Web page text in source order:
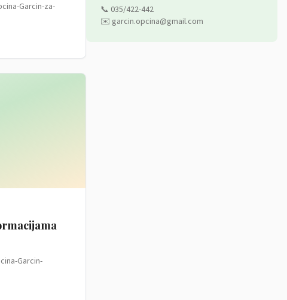
Garcin-za-
Garcin-
📞 035/422-442
✉️ garcin.opcina@gmail.com